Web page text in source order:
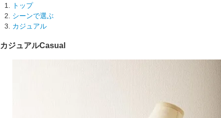
トップ
シーンで選ぶ
カジュアル
カジュアルCasual